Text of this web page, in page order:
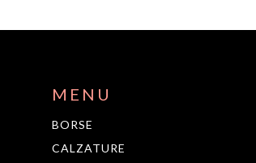
MENU
BORSE
CALZATURE